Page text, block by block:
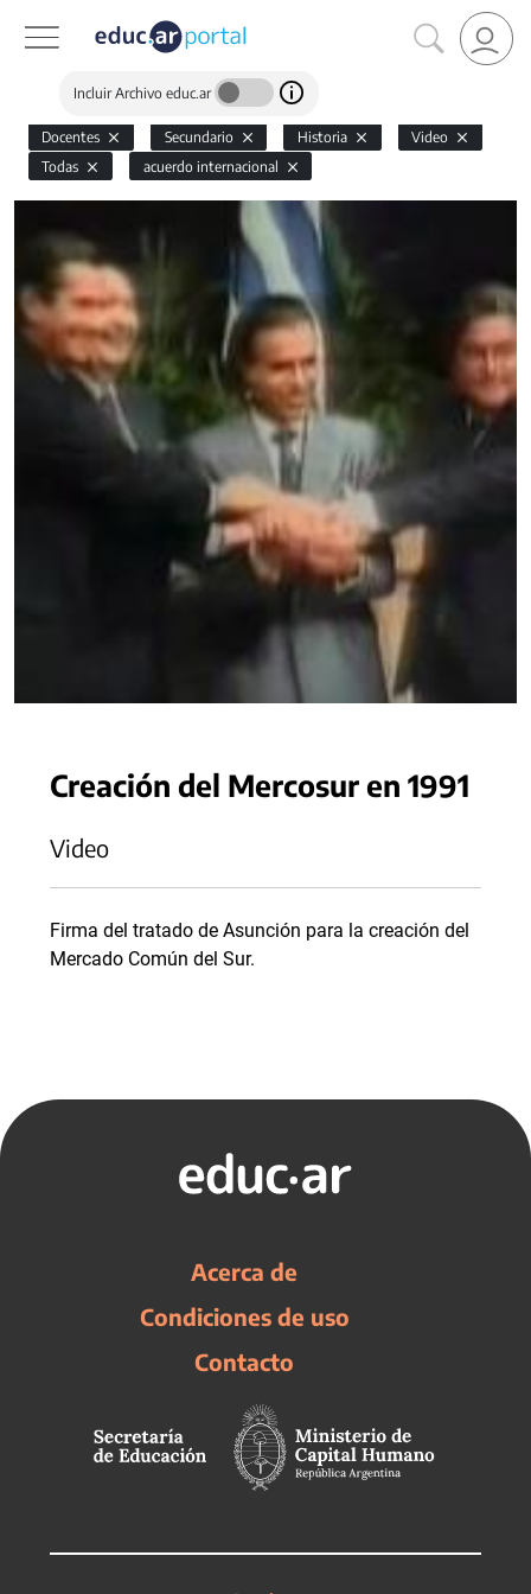
Incluir Archivo educ.ar
Docentes Secundario Historia
Video
Todas
acuerdo internacional
Creación del Mercosur en 1991
Video
Firma del tratado de Asunción para la creación del
Mercado Común del Sur.
Acerca de
Condiciones de uso
Contacto